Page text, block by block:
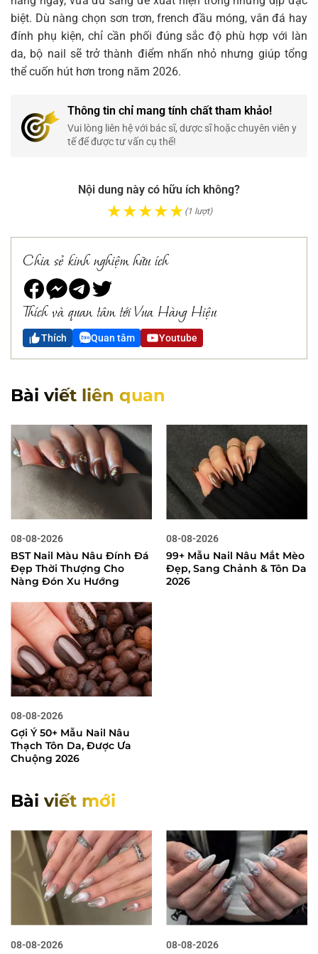
biệt. Dù nàng chọn sơn trơn, french đầu móng, vân đá hay
đính phụ kiện, chỉ cần phối đúng sắc độ phù hợp với làn
da, bộ nail sẽ trở thành điểm nhấn nhỏ nhưng giúp tổng
thể cuốn hút hơn trong năm 2026.
Thông tin chỉ mang tính chất tham khảo!
Vui lòng liên hệ với bác sĩ, dược sĩ hoặc chuyên viên y
tế để được tư vấn cụ thể!
Nội dung này có hữu ích không?
★★★★★ (1 lượt)
Chia sẻ kinh nghiệm hữu ích
Thích và quan tâm tới Vua Hàng Hiệu
Thích Quan tâm Youtube
Bài viết liên quan
08-08-2026
BST Nail Màu Nâu Đính Đá
Đẹp Thời Thượng Cho
Nàng Đón Xu Hướng
08-08-2026
99+ Mẫu Nail Nâu Mắt Mèo
Đẹp, Sang Chảnh & Tôn Da
2026
08-08-2026
Gợi Ý 50+ Mẫu Nail Nâu
Thạch Tôn Da, Được Ưa
Chuộng 2026
Bài viết mới
08-08-2026 08-08-2026